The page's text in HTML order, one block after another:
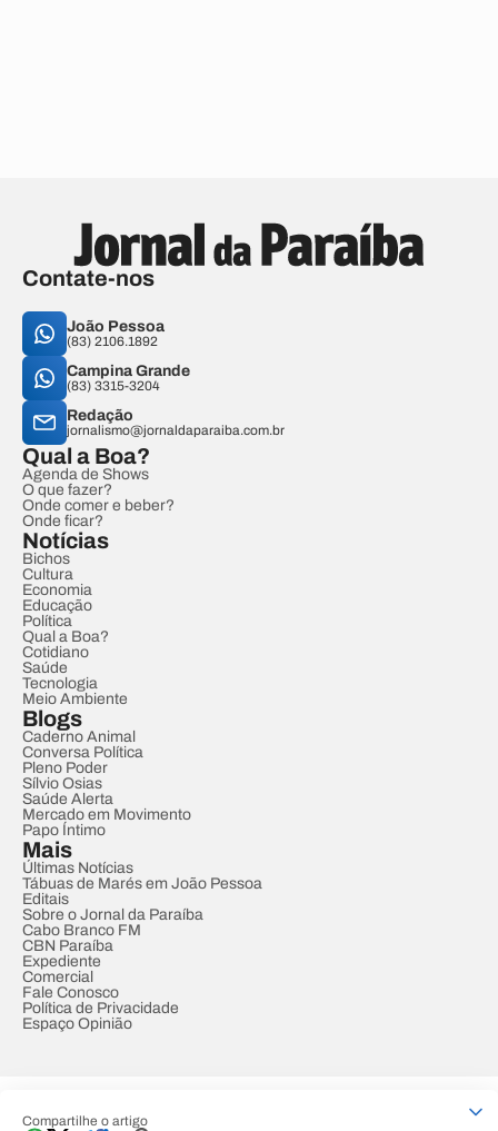
Compartilhe o artigo
Contate-nos
João Pessoa
(83) 2106.1892
Campina Grande
(83) 3315-3204
Redação
jornalismo@jornaldaparaiba.com.br
Qual a Boa?
Agenda de Shows
O que fazer?
Onde comer e beber?
Onde ficar?
Notícias
Bichos
Cultura
Economia
Educação
Política
Qual a Boa?
Cotidiano
Saúde
Tecnologia
Meio Ambiente
Blogs
Caderno Animal
Conversa Política
Pleno Poder
Sílvio Osias
Saúde Alerta
Mercado em Movimento
Papo Íntimo
Mais
Últimas Notícias
Tábuas de Marés em João Pessoa
Editais
Sobre o Jornal da Paraíba
Cabo Branco FM
CBN Paraíba
Expediente
Comercial
Fale Conosco
Política de Privacidade
Espaço Opinião